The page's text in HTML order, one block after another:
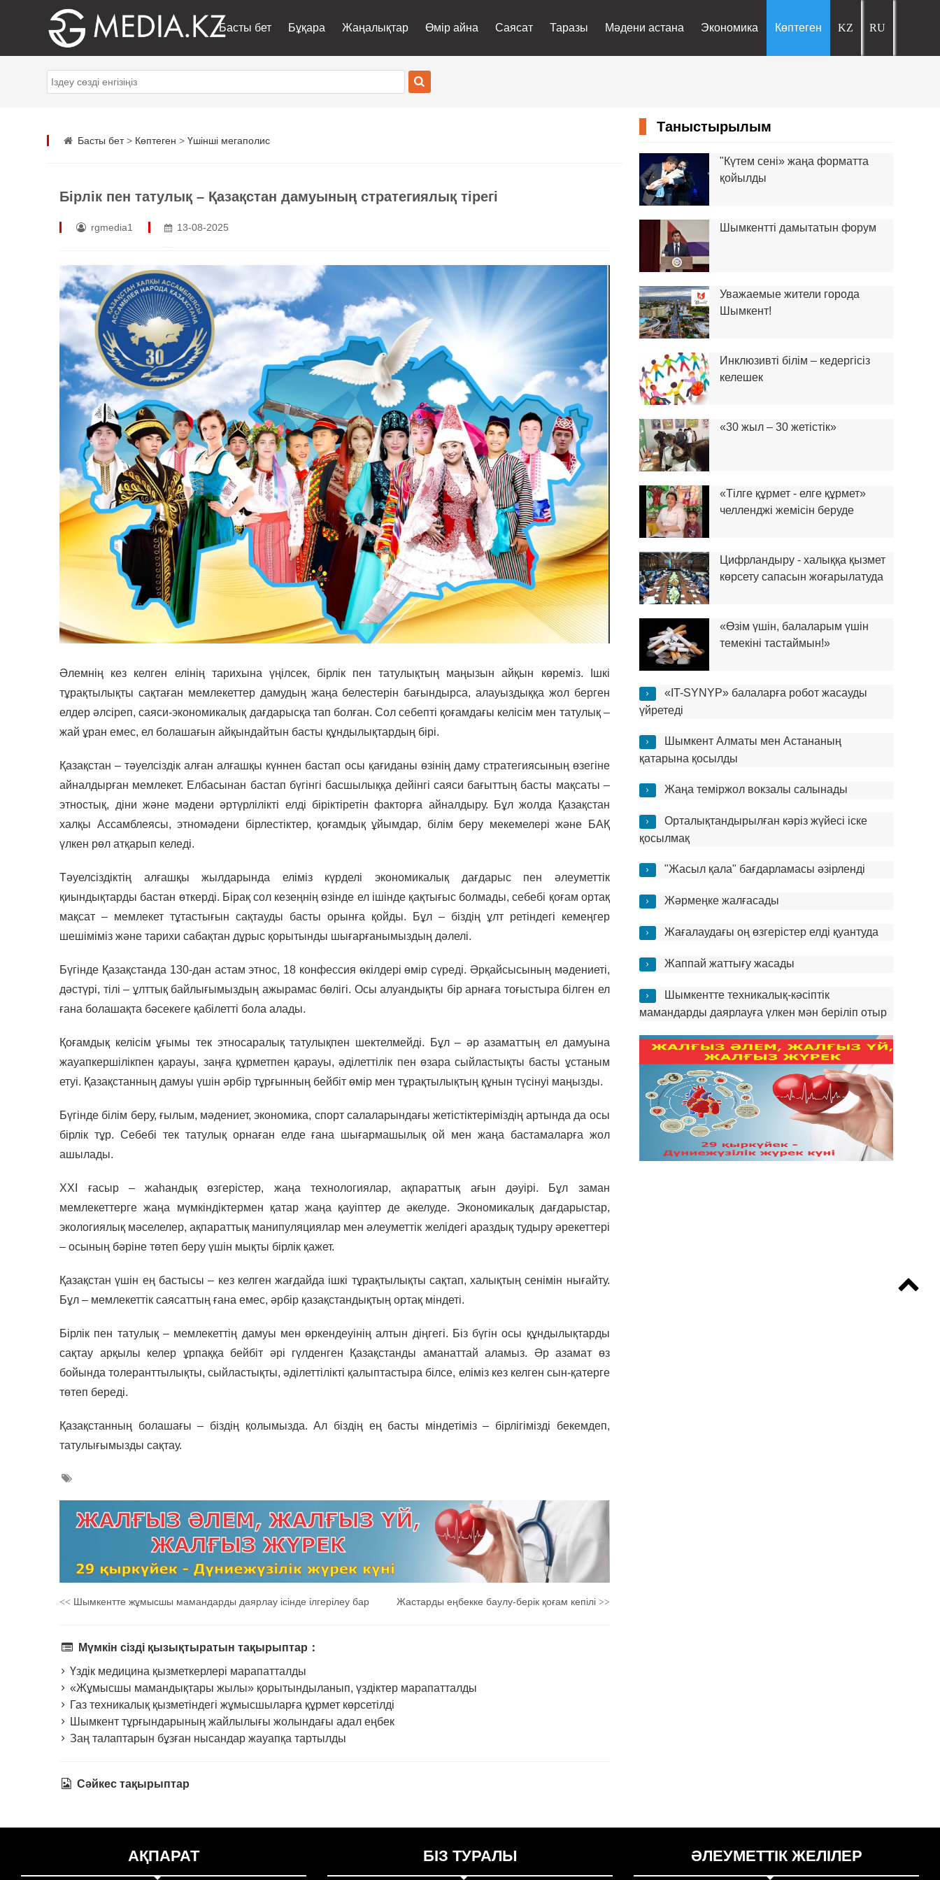
Басты бет Бұқара Жаңалықтар Өмір айна Саясат Таразы Мәдени астана Экономика Көптеген
Басты бет> Көптеген > Үшінші мегаполис
Бірлік пен татулық – Қазақстан дамуының стратегиялық тірегі
rgmedia1 13-08-2025
Әлемнің кез келген елінің тарихына үңілсек, бірлік пен татулықтың маңызын айқын көреміз. Ішкі
тұрақтылықты сақтаған мемлекеттер дамудың жаңа белестерін бағындырса, алауыздыққа жол берген
елдер әлсіреп, саяси-экономикалық дағдарысқа тап болған. Сол себепті қоғамдағы келісім мен татулық –
жай ұран емес, ел болашағын айқындайтын басты құндылықтардың бірі.
Қазақстан – тәуелсіздік алған алғашқы күннен бастап осы қағиданы өзінің даму стратегиясының өзегіне
айналдырған мемлекет. Елбасынан бастап бүгінгі басшылыққа дейінгі саяси бағыттың басты мақсаты –
этностық, діни және мәдени әртүрлілікті елді біріктіретін факторға айналдыру. Бұл жолда Қазақстан
халқы Ассамблеясы, этномәдени бірлестіктер, қоғамдық ұйымдар, білім беру мекемелері және БАҚ
үлкен рөл атқарып келеді.
Тәуелсіздіктің алғашқы жылдарында еліміз күрделі экономикалық дағдарыс пен әлеуметтік
қиындықтарды бастан өткерді. Бірақ сол кезеңнің өзінде ел ішінде қақтығыс болмады, себебі қоғам ортақ
мақсат – мемлекет тұтастығын сақтауды басты орынға қойды. Бұл – біздің ұлт ретіндегі кемеңгер
шешіміміз және тарихи сабақтан дұрыс қорытынды шығарғанымыздың дәлелі.
Бүгінде Қазақстанда 130-дан астам этнос, 18 конфессия өкілдері өмір сүреді. Әрқайсысының мәдениеті,
дәстүрі, тілі – ұлттық байлығымыздың ажырамас бөлігі. Осы алуандықты бір арнаға тоғыстыра білген ел
ғана болашақта бәсекеге қабілетті бола алады.
Қоғамдық келісім ұғымы тек этносаралық татулықпен шектелмейді. Бұл – әр азаматтың ел дамуына
жауапкершілікпен қарауы, заңға құрметпен қарауы, әділеттілік пен өзара сыйластықты басты ұстаным
етуі. Қазақстанның дамуы үшін әрбір тұрғынның бейбіт өмір мен тұрақтылықтың құнын түсінуі маңызды.
Бүгінде білім беру, ғылым, мәдениет, экономика, спорт салаларындағы жетістіктеріміздің артында да осы
бірлік тұр. Себебі тек татулық орнаған елде ғана шығармашылық ой мен жаңа бастамаларға жол
ашылады.
XXI ғасыр – жаһандық өзгерістер, жаңа технологиялар, ақпараттық ағын дәуірі. Бұл заман
мемлекеттерге жаңа мүмкіндіктермен қатар жаңа қауіптер де әкелуде. Экономикалық дағдарыстар,
экологиялық мәселелер, ақпараттық манипуляциялар мен әлеуметтік желідегі араздық тудыру әрекеттері
– осының бәріне төтеп беру үшін мықты бірлік қажет.
Қазақстан үшін ең бастысы – кез келген жағдайда ішкі тұрақтылықты сақтап, халықтың сенімін нығайту.
Бұл – мемлекеттік саясаттың ғана емес, әрбір қазақстандықтың ортақ міндеті.
Бірлік пен татулық – мемлекеттің дамуы мен өркендеуінің алтын діңгегі. Біз бүгін осы құндылықтарды
сақтау арқылы келер ұрпаққа бейбіт әрі гүлденген Қазақстанды аманаттай аламыз. Әр азамат өз
бойында толеранттылықты, сыйластықты, әділеттілікті қалыптастыра білсе, еліміз кез келген сын-қатерге
төтеп береді.
Қазақстанның болашағы – біздің қолымызда. Ал біздің ең басты міндетіміз – бірлігімізді бекемдеп,
татулығымызды сақтау.
<< Шымкентте жұмысшы мамандарды даярлау ісінде ілгерілеу бар Жастарды еңбекке баулу-берік қоғам кепілі >>
Мүмкін сізді қызықтыратын тақырыптар：
Үздік медицина қызметкерлері марапатталды
«Жұмысшы мамандықтары жылы» қорытындыланып, үздіктер марапатталды
Газ техникалық қызметіндегі жұмысшыларға құрмет көрсетілді
Шымкент тұрғындарының жайлылығы жолындағы адал еңбек
Заң талаптарын бұзған нысандар жауапқа тартылды
Сәйкес тақырыптар
Таныстырылым
"Күтем сені» жаңа форматта
қойылды
Шымкентті дамытатын форум
Уважаемые жители города
Шымкент!
Инклюзивті білім – кедергісіз
келешек
«30 жыл – 30 жетістік»
«Тілге құрмет - елге құрмет»
челленджі жемісін беруде
Цифрландыру - халыққа қызмет
көрсету сапасын жоғарылатуда
«Өзім үшін, балаларым үшін
темекіні тастаймын!»
«IT-SYNYP» балаларға робот жасауды
үйретеді
Шымкент Алматы мен Астананың
қатарына қосылды
Жаңа теміржол вокзалы салынады
Орталықтандырылған кәріз жүйесі іске
қосылмақ
"Жасыл қала" бағдарламасы әзірленді
Жәрмеңке жалғасады
Жағалаудағы оң өзгерістер елді қуантуда
Жаппай жаттығу жасады
Шымкентте техникалық-кәсіптік
мамандарды даярлауға үлкен мән беріліп отыр
АҚПАРАТ БІЗ ТУРАЛЫ ӘЛЕУМЕТТІК ЖЕЛІЛЕР